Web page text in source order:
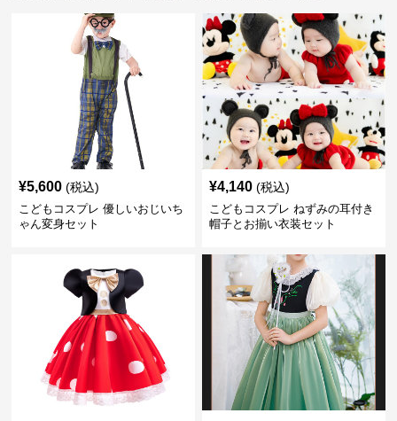
¥5,600 (税込)
こどもコスプレ 優しいおじいち
ゃん変身セット
¥4,140 (税込)
こどもコスプレ ねずみの耳付き
帽子とお揃い衣装セット